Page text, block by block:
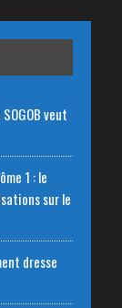
veut
1 : le
sur le
dresse